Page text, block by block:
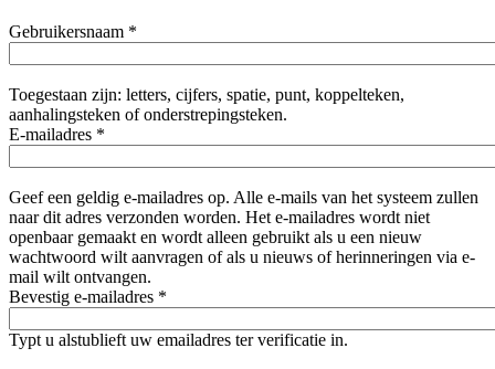
Gebruikersnaam *
Toegestaan zijn: letters, cijfers, spatie, punt, koppelteken,
aanhalingsteken of onderstrepingsteken.
E-mailadres *
Geef een geldig e-mailadres op. Alle e-mails van het systeem zullen
naar dit adres verzonden worden. Het e-mailadres wordt niet
openbaar gemaakt en wordt alleen gebruikt als u een nieuw
wachtwoord wilt aanvragen of als u nieuws of herinneringen via e-
mail wilt ontvangen.
Bevestig e-mailadres *
Typt u alstublieft uw emailadres ter verificatie in.